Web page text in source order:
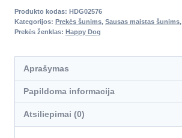
Produkto kodas: HDG02576
Kategorijos: Prekės šunims, Sausas maistas šunims,
Prekės ženklas: Happy Dog
Aprašymas
Papildoma informacija
Atsiliepimai (0)